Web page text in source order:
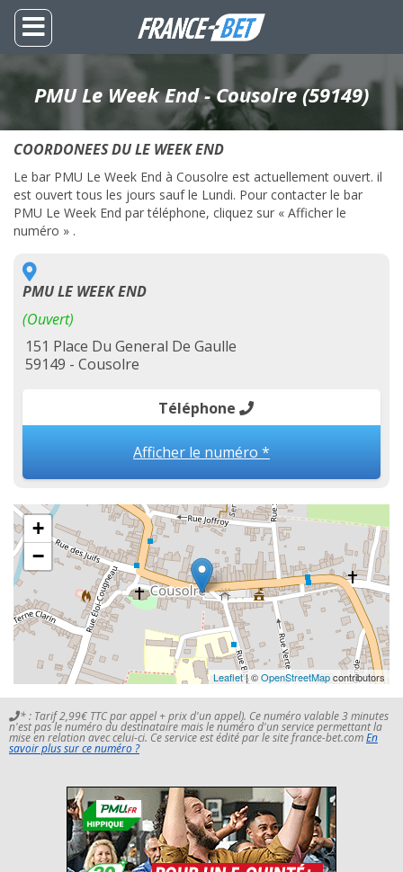
PMU Le Week End - Cousolre (59149)
COORDONEES DU LE WEEK END
Le bar PMU Le Week End à Cousolre est actuellement ouvert. il
est ouvert tous les jours sauf le Lundi. Pour contacter le bar
PMU Le Week End par téléphone, cliquez sur « Afficher le
numéro » .
PMU LE WEEK END
(Ouvert)
151 Place Du General De Gaulle
59149 - Cousolre
Téléphone
Afficher le numéro *
+
−
Leaflet| ©OpenStreetMapcontributors
* : Tarif 2,99€ TTC par appel + prix d'un appel). Ce numéro valable 3 minutes
n'est pas le numéro du destinataire mais le numéro d'un service permettant la
mise en relation avec celui-ci. Ce service est édité par le site france-bet.comEn
savoir plus sur ce numéro ?